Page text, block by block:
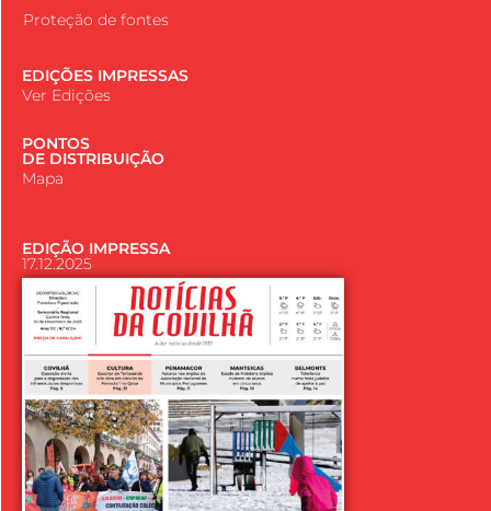
Proteção de fontes
EDIÇÕES IMPRESSAS
Ver Edições
PONTOS
DE DISTRIBUIÇÃO
Mapa
EDIÇÃO IMPRESSA
17.12.2025